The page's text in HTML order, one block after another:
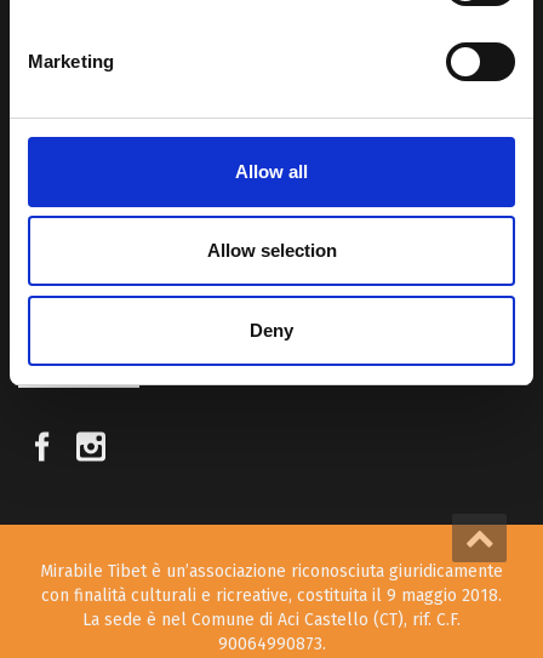
Marketing
Allow all
Allow selection
Deny
avuto modo di viaggiare e conoscere questa meravigliosa regione.
Una regione affascinante, densa di spiritualità che con i suoi
della cultura, della storia e della religione del paese e rendere più
vicina la possibilità per chiunque voglia – almeno una volta nella vita
SEGUICI SUI NOSTRI SOCIAL
Mirabile Tibet è un’associazione riconosciuta giuridicamente
con finalità culturali e ricreative, costituita il 9 maggio 2018.
La sede è nel Comune di Aci Castello (CT), rif. C.F.
90064990873.